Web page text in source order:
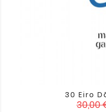
30 Eiro
30,00